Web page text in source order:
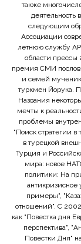
также
следующим
Ассоциации
летнюю службу
области прессы
премия СМИ послов-
и семей
туркмен Йорука.
Названия
мечты к
проблемы
"Поиск стратегии в
в турецкой
Турция и
мира: новое
политики: На
примеры",
отношений". С
как "Повестка дня
перспектива",
Повестки Дня"